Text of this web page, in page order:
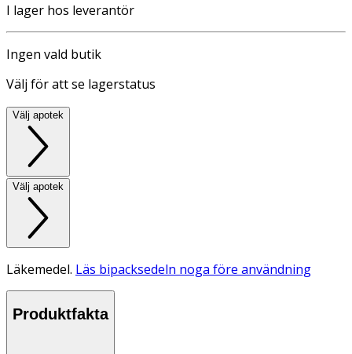
I lager hos leverantör
Ingen vald butik
Välj för att se lagerstatus
Välj apotek
Välj apotek
Läkemedel. Läs bipacksedeln noga före användning
Produktfakta